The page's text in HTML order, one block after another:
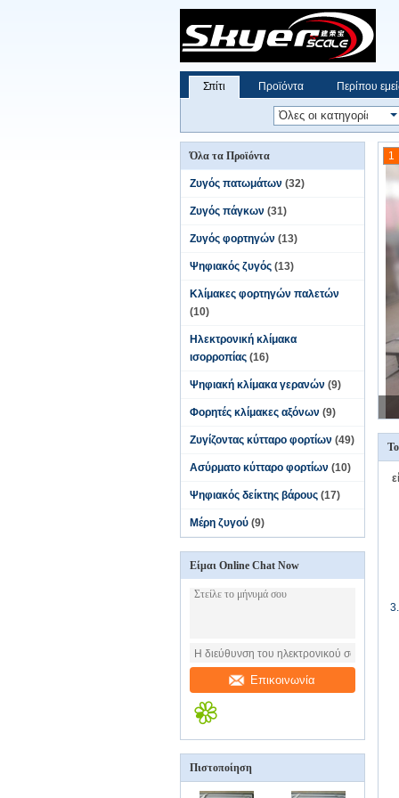
Σπίτι Προϊόντα Περίπου
Όλα τα Προϊόντα
Ζυγός πατωμάτων (32)
Ζυγός πάγκων (31)
Ζυγός φορτηγών (13)
Ψηφιακός ζυγός (13)
Κλίμακες φορτηγών παλετών
(10)
Ηλεκτρονική κλίμακα
ισορροπίας (16)
Ψηφιακή κλίμακα γερανών (9)
Φορητές κλίμακες αξόνων (9)
Ζυγίζοντας κύτταρο φορτίων (49)
Ασύρματο κύτταρο φορτίων (10)
Ψηφιακός δείκτης βάρους (17)
Μέρη ζυγού (9)
Είμαι Online Chat Now
Επικοινωνία
Πιστοποίηση
1